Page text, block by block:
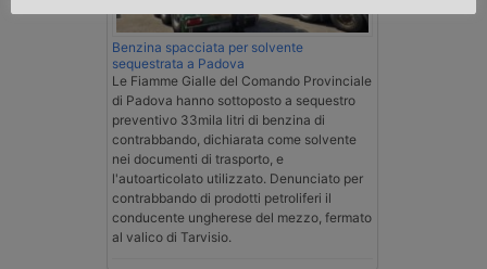
Benzina spacciata per solvente
sequestrata a Padova
Le Fiamme Gialle del Comando Provinciale
di Padova hanno sottoposto a sequestro
preventivo 33mila litri di benzina di
contrabbando, dichiarata come solvente
nei documenti di trasporto, e
l'autoarticolato utilizzato. Denunciato per
contrabbando di prodotti petroliferi il
conducente ungherese del mezzo, fermato
al valico di Tarvisio.